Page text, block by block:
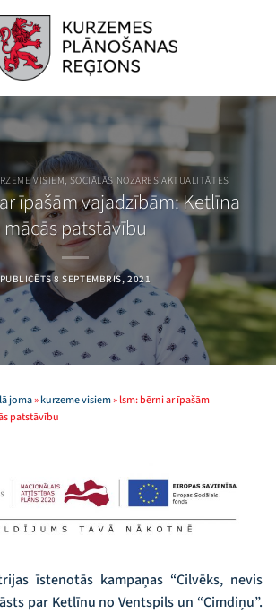
VISIEM,SOCIĀLĀS NOZARES AKTUALITĀTES
īpašām vajadzībām: Ketlīna
mācās patstāvību
PUBLICĒTS8 SEPTEMBRIS, 2021
joma»kurzeme visiem»lsm: bērni ar īpašām
patstāvību
īstenotās kampaņas “Cilvēks, nevis
par Ketlīnu no Ventspils un “Cimdiņu”.